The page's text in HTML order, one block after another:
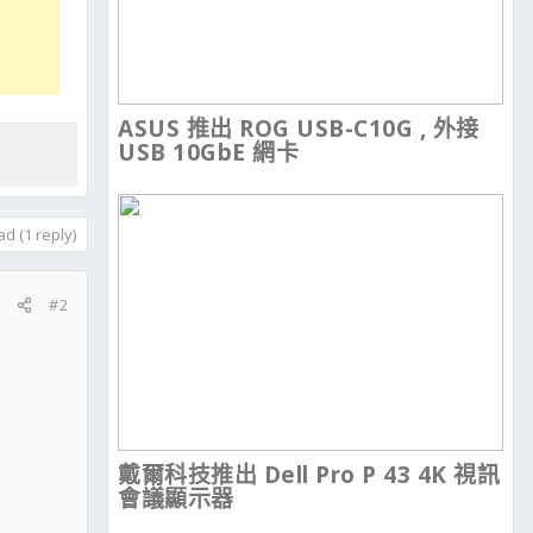
(1 reply)
#2
ASUS 推出 ROG USB-C10G , 外接
USB 10GbE 網卡
戴爾科技推出 Dell Pro P 43 4K 視訊
會議顯示器